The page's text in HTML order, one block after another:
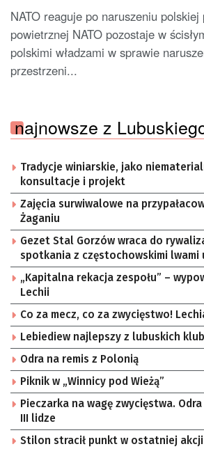
[AKTUALIZOWANY]
NATO reaguje po naruszeniu polskiej
powietrznej NATO pozostaje w
polskimi władzami w sprawie
przestrzeni...
najnowsze z
Tradycje winiarskie, jako
konsultacje i projekt
Zajęcia surwiwalowe na
Żaganiu
Gezet Stal Gorzów wraca do
spotkania z częstochowskimi lwami
„Kapitalna rekacja zespołu” –
Lechii
Co za mecz, co za zwycięstwo!
Lebiediew najlepszy z lubuskich
Odra na remis z Polonią
Piknik w „Winnicy pod Wieżą”
Pieczarka na wagę zwycięstwa.
III lidze
Stilon stracił punkt w ostatniej akcji